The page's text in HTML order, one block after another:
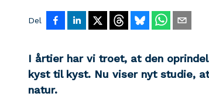
Del
I årtier har vi troet, at den
kyst til kyst. Nu viser nyt studie,
natur.